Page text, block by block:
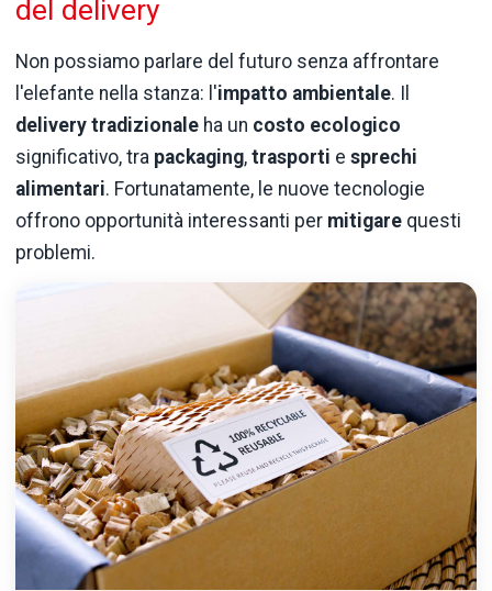
del delivery
Non possiamo parlare del futuro senza affrontare
l'elefante nella stanza: l'impatto ambientale. Il
delivery tradizionale ha un costo ecologico
significativo, tra packaging, trasporti e sprechi
alimentari. Fortunatamente, le nuove tecnologie
offrono opportunità interessanti per mitigare questi
problemi.